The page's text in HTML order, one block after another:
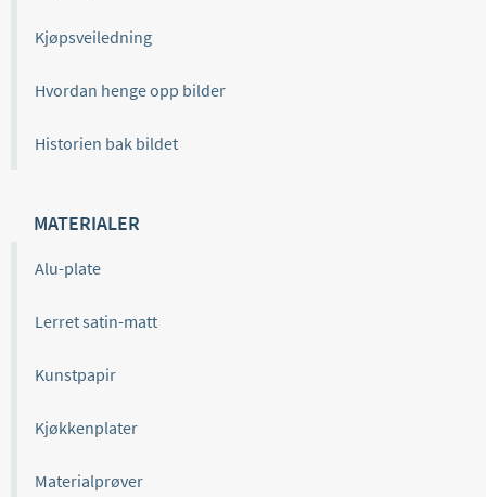
Kjøpsveiledning
Hvordan henge opp bilder
Historien bak bildet
MATERIALER
Alu-plate
Lerret satin-matt
Kunstpapir
Kjøkkenplater
Materialprøver